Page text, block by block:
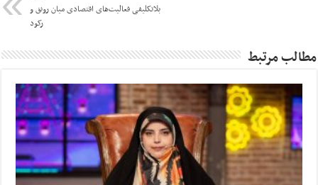
بلاتکلیفی فعالیت‌های اقتصادی میان رونق و
رکود
مطالب مرتبط